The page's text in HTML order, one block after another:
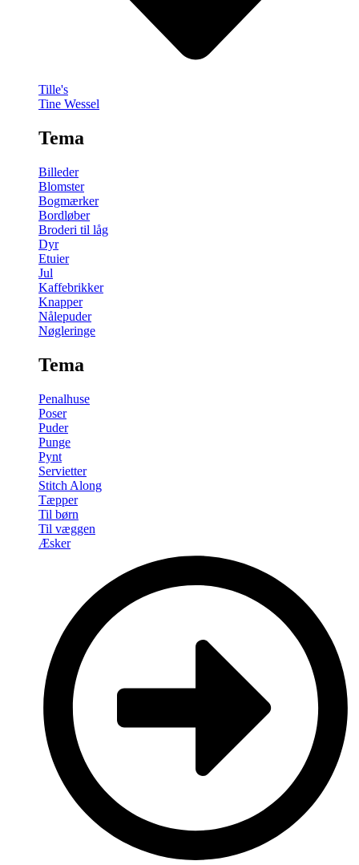
Tille's
Tine Wessel
Tema
Billeder
Blomster
Bogmærker
Bordløber
Broderi til låg
Dyr
Etuier
Jul
Kaffebrikker
Knapper
Nålepuder
Nøgleringe
Tema
Penalhuse
Poser
Puder
Punge
Pynt
Servietter
Stitch Along
Tæpper
Til børn
Til væggen
Æsker